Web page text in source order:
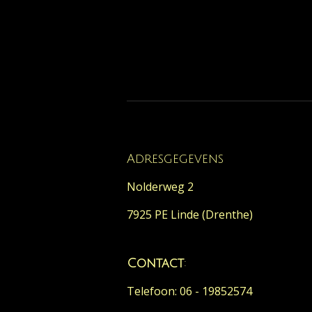
Adresgegevens
Nolderweg 2
7925 PE Linde (Drenthe)
Contact:
Telefoon: 06 - 19852574